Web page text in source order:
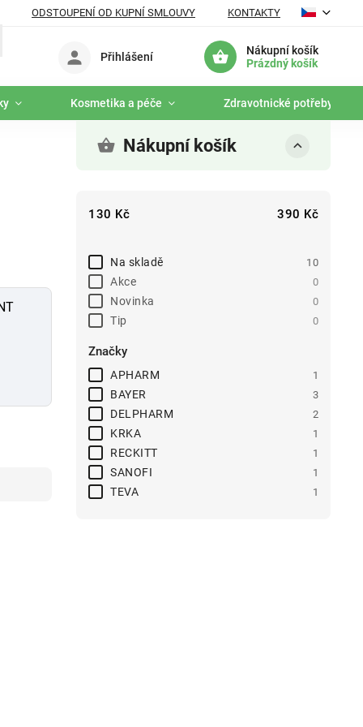
ODSTOUPENÍ OD KUPNÍ SMLOUVY KONTAKTY
Nákupní košík
Prázdný košík
Přihlášení
Kosmetika a péče Zdravotnické potřeby
Nákupní košík
130 Kč 390 Kč
Na skladě 10
Akce 0
Novinka 0
Tip 0
Značky
APHARM 1
BAYER 3
DELPHARM 2
KRKA 1
RECKITT 1
SANOFI 1
TEVA 1